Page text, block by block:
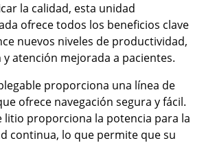
la calidad, esta unidad
ofrece todos los beneficios clave
nuevos niveles de productividad,
y atención mejorada a pacientes.
proporciona una línea de
ofrece navegación segura y fácil.
litio proporciona la potencia para la
continua, lo que permite que su